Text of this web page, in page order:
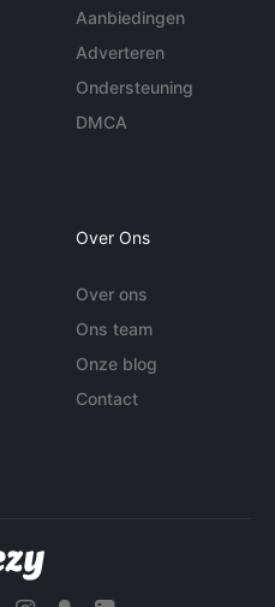
Aanbiedingen
Adverteren
Ondersteuning
DMCA
Over Ons
Over ons
Ons team
Onze blog
Contact